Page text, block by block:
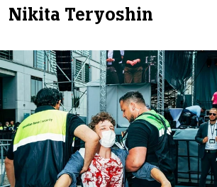
Nikita Teryoshin